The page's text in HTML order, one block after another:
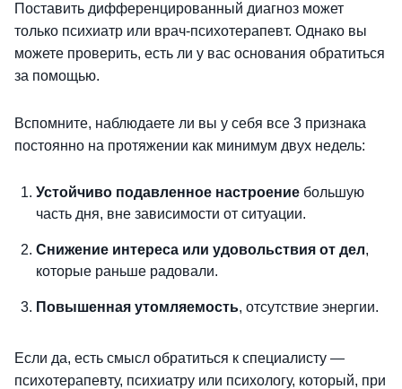
Поставить дифференцированный диагноз может
только психиатр или врач-психотерапевт. Однако вы
можете проверить, есть ли у вас основания обратиться
за помощью.
Вспомните, наблюдаете ли вы у себя все 3 признака
постоянно на протяжении как минимум двух недель:
Устойчиво подавленное настроение большую
часть дня, вне зависимости от ситуации.
Снижение интереса или удовольствия от дел,
которые раньше радовали.
Повышенная утомляемость, отсутствие энергии.
Если да, есть смысл обратиться к специалисту —
психотерапевту, психиатру или психологу, который, при